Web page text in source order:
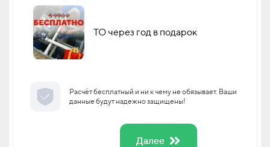
ТО через год в подарок
Расчёт бесплатный и ни к чему не обязывает. Ваши
данные будут надежно защищены!
Далее